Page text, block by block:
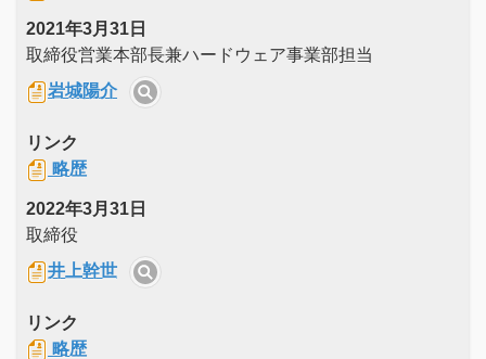
2021年3月31日
取締役営業本部長兼ハードウェア事業部担当
岩城陽介
リンク
略歴
2022年3月31日
取締役
井上幹世
リンク
略歴